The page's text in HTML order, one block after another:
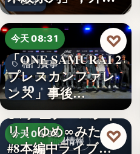
採…
今天 08:31
格鬥賽事
10
「ONE SAMURAI 2
プレスカンファレ
ンス」事後…
♡
動漫情報
今天 08:30
TVアニメ「バンド
リ！ ゆめ∞みた」
#8本編中ライブ映
♡